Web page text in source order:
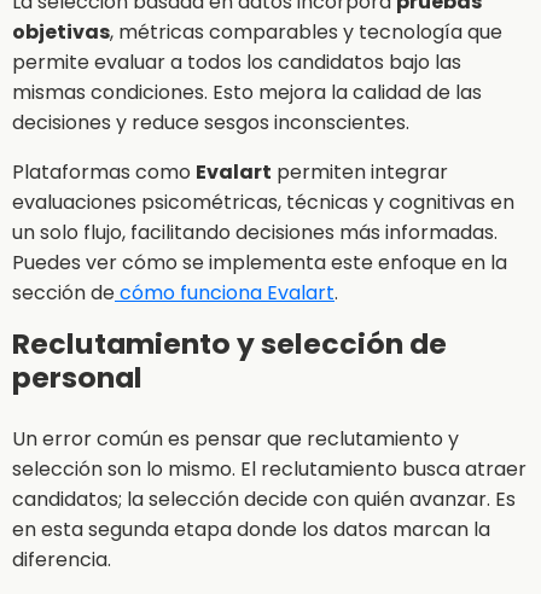
objetivas, métricas comparables y tecnología que
permite evaluar a todos los candidatos bajo las
mismas condiciones. Esto mejora la calidad de las
decisiones y reduce sesgos inconscientes.
Plataformas como Evalart permiten integrar
evaluaciones psicométricas, técnicas y cognitivas en
un solo flujo, facilitando decisiones más informadas.
Puedes ver cómo se implementa este enfoque en la
sección decómo funciona Evalart.
Reclutamiento y selección de
personal
Un error común es pensar que reclutamiento y
selección son lo mismo. El reclutamiento busca atraer
candidatos; la selección decide con quién avanzar. Es
en esta segunda etapa donde los datos marcan la
diferencia.